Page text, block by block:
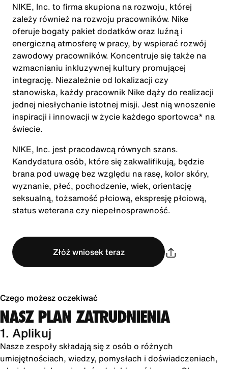
NIKE, Inc. to firma skupiona na rozwoju, której
zależy również na rozwoju pracowników. Nike
oferuje bogaty pakiet dodatków oraz luźną i
energiczną atmosferę w pracy, by wspierać rozwój
zawodowy pracowników. Koncentruje się także na
wzmacnianiu inkluzywnej kultury promującej
integrację. Niezależnie od lokalizacji czy
stanowiska, każdy pracownik Nike dąży do realizacji
jednej niesłychanie istotnej misji. Jest nią wnoszenie
inspiracji i innowacji w życie każdego sportowca* na
świecie.
NIKE, Inc. jest pracodawcą równych szans.
Kandydatura osób, które się zakwalifikują, będzie
brana pod uwagę bez względu na rasę, kolor skóry,
wyznanie, płeć, pochodzenie, wiek, orientację
seksualną, tożsamość płciową, ekspresję płciową,
status weterana czy niepełnosprawność.
Złóż wniosek teraz
Czego możesz oczekiwać
NASZ PLAN ZATRUDNIENIA
1. Aplikuj
Nasze zespoły składają się z osób o różnych
umiejętnościach, wiedzy, pomysłach i doświadczeniach,